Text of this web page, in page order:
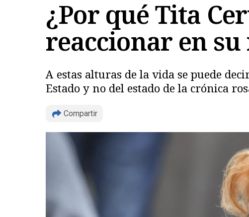
¿Por qué Tita
reaccionar en su
A estas alturas de la vida se puede
Estado y no del estado de la crónica
Compartir